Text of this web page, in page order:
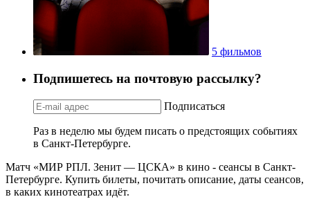
5 фильмов
Подпишетесь на почтовую рассылку?
Подписаться
Раз в неделю мы будем писать о предстоящих событиях
в Санкт-Петербурге.
Матч «МИР РПЛ. Зенит — ЦСКА» в кино - сеансы в Санкт-
Петербурге. Купить билеты, почитать описание, даты сеансов,
в каких кинотеатрах идёт.